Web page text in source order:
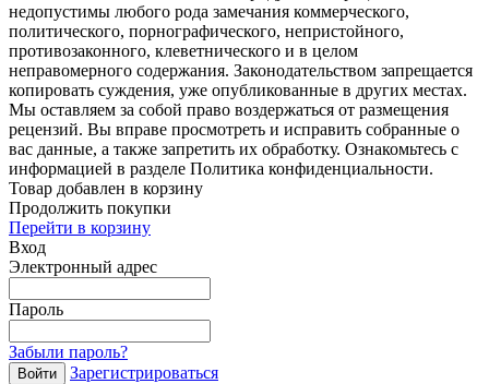
недопустимы любого рода замечания коммерческого,
политического, порнографического, непристойного,
противозаконного, клеветнического и в целом
неправомерного содержания. Законодательством запрещается
копировать суждения, уже опубликованные в других местах.
Мы оставляем за собой право воздержаться от размещения
рецензий. Вы вправе просмотреть и исправить собранные о
вас данные, а также запретить их обработку. Ознакомьтесь с
информацией в разделе Политика конфиденциальности.
Товар добавлен в корзину
Продолжить покупки
Перейти в корзину
Вход
Электронный адрес
Пароль
Забыли пароль?
Войти
Зарегистрироваться